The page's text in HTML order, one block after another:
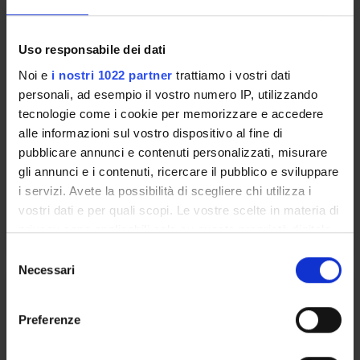
Uso responsabile dei dati
Noi e i nostri 1022 partner trattiamo i vostri dati
personali, ad esempio il vostro numero IP, utilizzando
tecnologie come i cookie per memorizzare e accedere
alle informazioni sul vostro dispositivo al fine di
pubblicare annunci e contenuti personalizzati, misurare
gli annunci e i contenuti, ricercare il pubblico e sviluppare
i servizi. Avete la possibilità di scegliere chi utilizza i
vostri dati e per quali scopi. Le vostre scelte in materia di
privacy sono applicabili solo su questa proprietà digitale
modificare o revocare il proprio consenso in qualsiasi
momento dalla Dichiarazione sui cookie o facendo clic
Necessari
Preferenze
Credits
1
Period
1 SEMESTRE PROFESSIONI SANITARIE
Academic staff
Not yet assigned
Lessons timetable
SCREENING MAMMOGRAFICO